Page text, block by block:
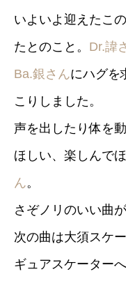
いよいよ迎えたこ
たとのこと。 Dr.諱
Ba.銀さんにハグを
こりしました。
声を出したり体を
ほしい、楽しんで
ん。
さぞノリのいい曲
次の曲は大須スケ
ギュアスケーター